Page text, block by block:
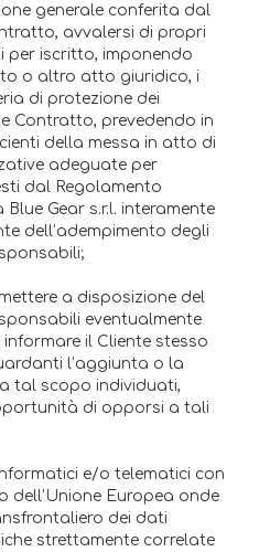
generale conferita dal
avvalersi di propri
per iscritto, imponendo
o altro atto giuridico, i
di protezione dei
Contratto, prevedendo in
della messa in atto di
adeguate per
dal Regolamento
Gear s.r.l. interamente
dell’adempimento degli
a disposizione del
eventualmente
il Cliente stesso
l’aggiunta o la
tal scopo individuati,
di opporsi a tali
e/o telematici con
dell’Unione Europea onde
dei dati
strettamente correlate